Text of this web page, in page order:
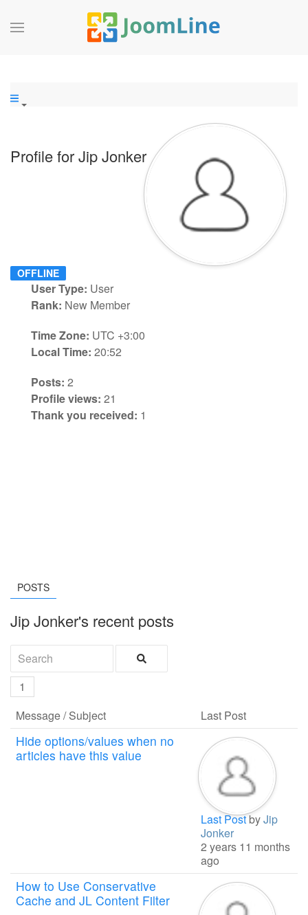
Profile for Jip Jonker
OFFLINE
User Type: User
Rank: New Member
Time Zone: UTC +3:00
Local Time: 20:52
Posts: 2
Profile views: 21
Thank you received: 1
POSTS
Jip Jonker's recent posts
1
Message / Subject
Last Post
Hide options/values when no
articles have this value
Last PostbyJip
Jonker
2 years 11 months
ago
How to Use Conservative
Cache and JL Content Filter